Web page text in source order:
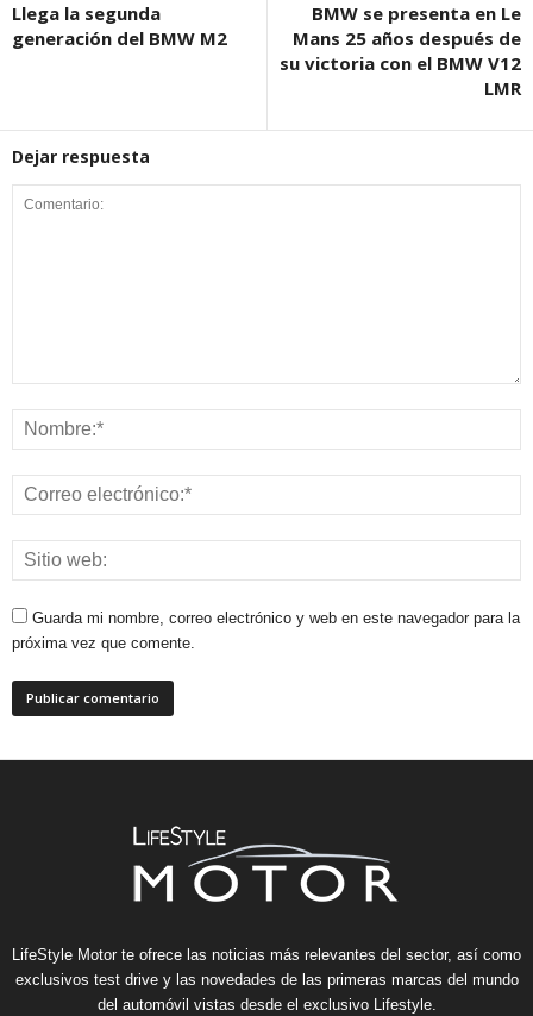
Llega la segunda
generación del BMW M2
BMW se presenta en Le
Mans 25 años después de
su victoria con el BMW V12
LMR
Dejar respuesta
Guarda mi nombre, correo electrónico y web en este navegador para la
próxima vez que comente.
LifeStyle Motor te ofrece las noticias más relevantes del sector, así como
exclusivos test drive y las novedades de las primeras marcas del mundo
del automóvil vistas desde el exclusivo Lifestyle.